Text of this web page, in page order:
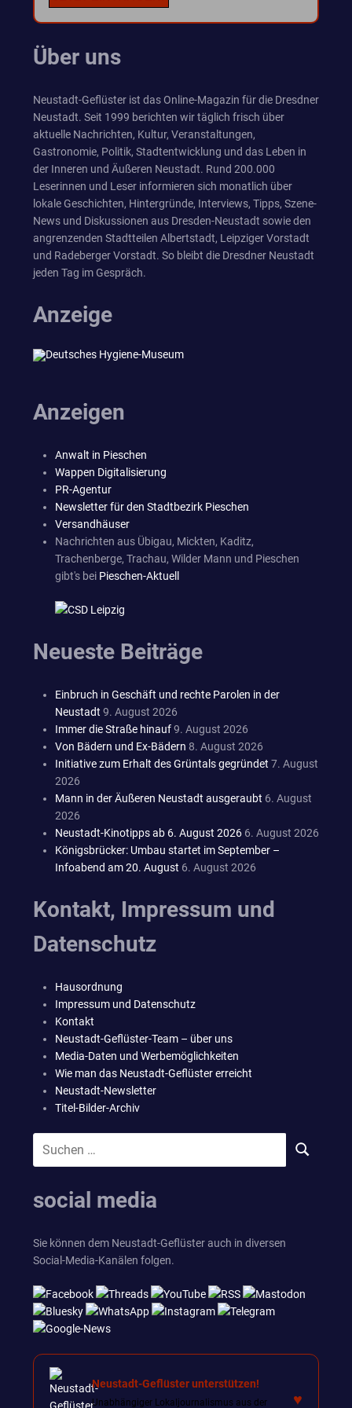
Über uns
Neustadt-Geflüster ist das Online-Magazin für die Dresdner
Neustadt. Seit 1999 berichten wir täglich frisch über
aktuelle Nachrichten, Kultur, Veranstaltungen,
Gastronomie, Politik, Stadtentwicklung und das Leben in
der Inneren und Äußeren Neustadt. Rund 200.000
Leserinnen und Leser informieren sich monatlich über
lokale Geschichten, Hintergründe, Interviews, Tipps, Szene-
News und Diskussionen aus Dresden-Neustadt sowie den
angrenzenden Stadtteilen Albertstadt, Leipziger Vorstadt
und Radeberger Vorstadt. So bleibt die Dresdner Neustadt
jeden Tag im Gespräch.
Anzeige
Anzeigen
Anwalt in Pieschen
Wappen Digitalisierung
PR-Agentur
Newsletter für den Stadtbezirk Pieschen
Versandhäuser
Nachrichten aus Übigau, Mickten, Kaditz,
Trachenberge, Trachau, Wilder Mann und Pieschen
gibt's bei Pieschen-Aktuell
Neueste Beiträge
Einbruch in Geschäft und rechte Parolen in der
Neustadt 9. August 2026
Immer die Straße hinauf9. August 2026
Von Bädern und Ex-Bädern 8. August 2026
Initiative zum Erhalt des Grüntals gegründet 7. August
2026
Mann in der Äußeren Neustadt ausgeraubt 6. August
2026
Neustadt-Kinotipps ab 6. August 2026 6. August 2026
Königsbrücker: Umbau startet im September –
Infoabend am 20. August 6. August 2026
Kontakt, Impressum und
Datenschutz
Hausordnung
Impressum und Datenschutz
Kontakt
Neustadt-Geflüster-Team – über uns
Media-Daten und Werbemöglichkeiten
Wie man das Neustadt-Geflüster erreicht
Neustadt-Newsletter
Titel-Bilder-Archiv
SUCHEN
social media
Sie können dem Neustadt-Geflüster auch in diversen
Social-Media-Kanälen folgen.
Neustadt-Geflüster unterstützen!
Unabhängiger Lokaljournalismus aus der ♥